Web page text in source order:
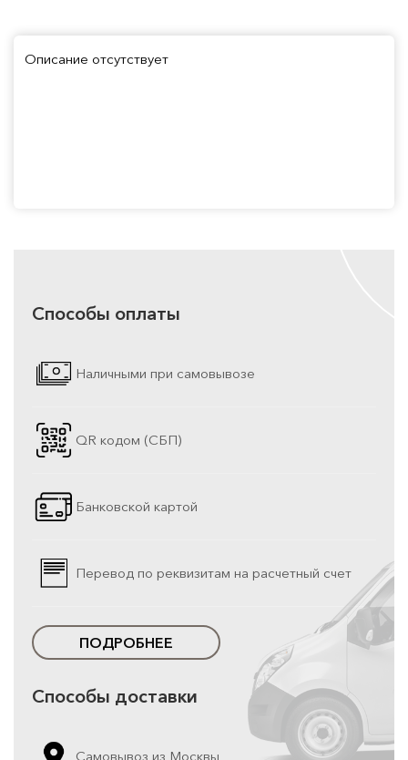
Описание отсутствует
Способы оплаты
Наличными при самовывозе
QR кодом (СБП)
Банковской картой
Перевод по реквизитам на расчетный счет
ПОДРОБНЕЕ
Способы доставки
Самовывоз из Москвы